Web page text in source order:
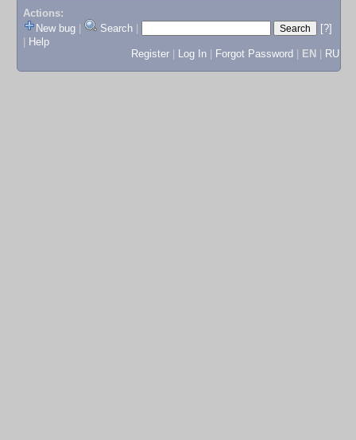
Actions:
New bug
Search
[?]
Help
Register
Log In Forgot Password EN RU